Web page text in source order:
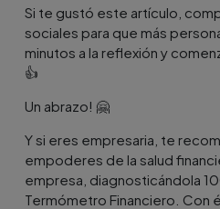
Si te gustó este artículo,
sociales para que más
minutos a la reflexión y
👍
Un abrazo! 🤗
Y si eres empresaria, te
empoderes de la salud
empresa, diagnosticándola
Termómetro Financiero. Con